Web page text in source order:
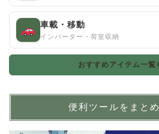
車載・移動
インバーター・荷室収納
おすすめアイテム一
便利ツールをまと